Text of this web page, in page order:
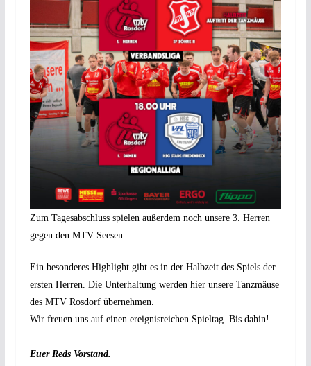
Zum Tagesabschluss spielen außerdem noch unsere 3. Herren
gegen den MTV Seesen.
Ein besonderes Highlight gibt es in der Halbzeit des Spiels der
ersten Herren. Die Unterhaltung werden hier unsere Tanzmäuse
des MTV Rosdorf übernehmen.
Wir freuen uns auf einen ereignisreichen Spieltag. Bis dahin!
Euer Reds Vorstand.